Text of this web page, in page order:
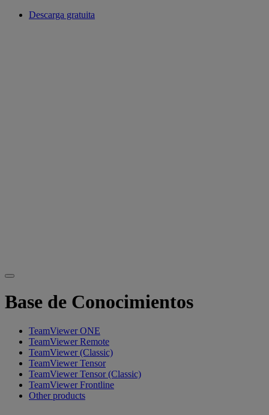
Descarga gratuita
Base de Conocimientos
TeamViewer ONE
TeamViewer Remote
TeamViewer (Classic)
TeamViewer Tensor
TeamViewer Tensor (Classic)
TeamViewer Frontline
Other products